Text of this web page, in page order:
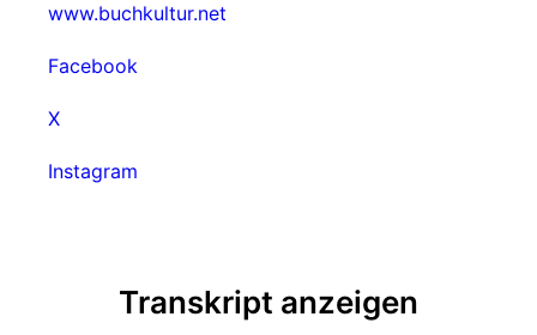
www.buchkultur.net
Facebook
X
Instagram
Transkript anzeigen